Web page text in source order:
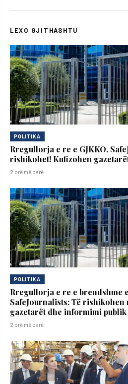
LEXO GJITHASHTU
POLITIKA
Rregullorja e re e GJKKO,
rishikohet! Kufizohen
2 orë më parë
POLITIKA
Rregullorja e re e brendshme
SafeJournalists: Të
gazetarët dhe informimi publik
2 orë më parë